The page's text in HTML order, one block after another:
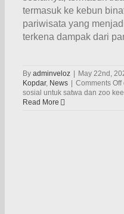
termasuk ke kebun
pariwisata yang
terkena dampak dari
By adminveloz May 22nd,
Kopdar, News Comments Off
sosial untuk satwa dan zoo
Read More